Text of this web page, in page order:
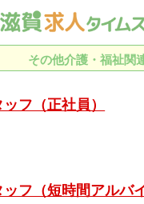
その他介護・福祉関
フ（正社員）
フ（短時間アルバ